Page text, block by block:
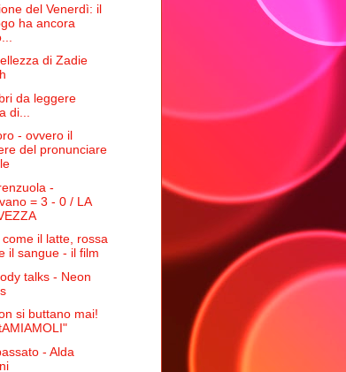
del Venerdì: il
ha ancora
di Zadie
da leggere
di...
- ovvero il
del pronunciare
-
= 3 - 0 / LA
come il latte, rossa
il sangue - il film
talks - Neon
si buttano mai!
- Alda